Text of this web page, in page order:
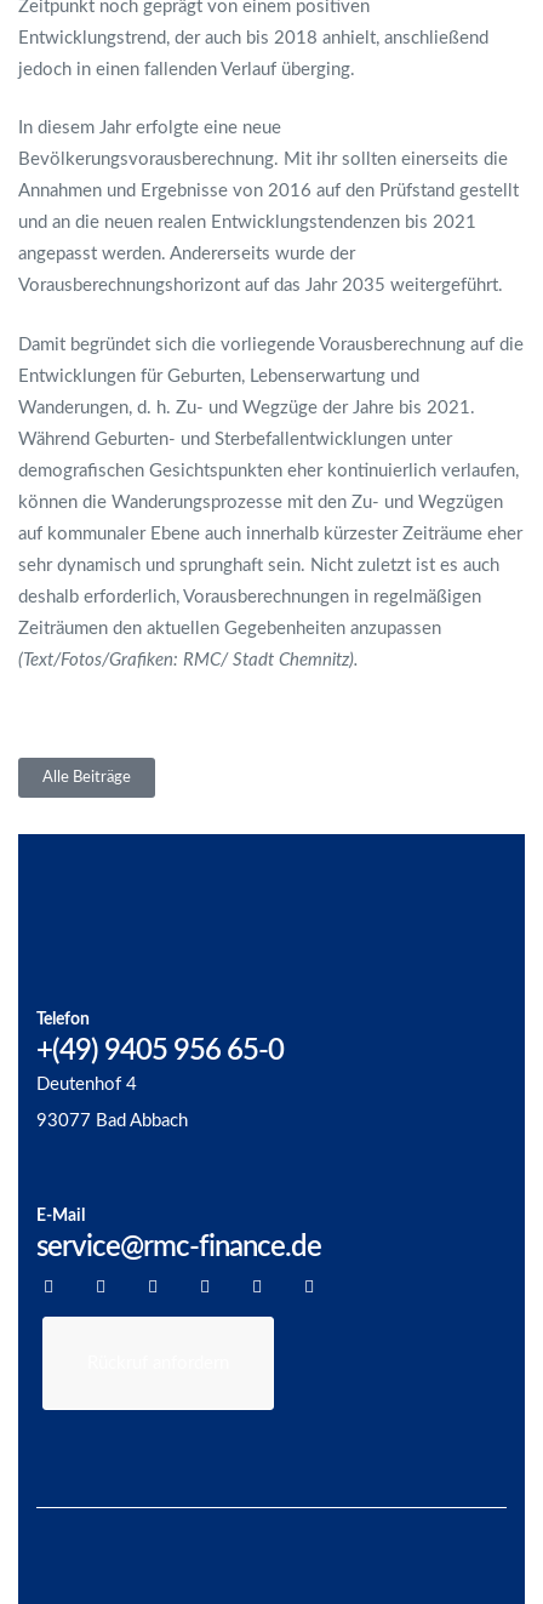
Zeitpunkt noch geprägt von einem positiven
Entwicklungstrend, der auch bis 2018 anhielt, anschließend
jedoch in einen fallenden Verlauf überging.
In diesem Jahr erfolgte eine neue
Bevölkerungsvorausberechnung. Mit ihr sollten einerseits die
Annahmen und Ergebnisse von 2016 auf den Prüfstand gestellt
und an die neuen realen Entwicklungstendenzen bis 2021
angepasst werden. Andererseits wurde der
Vorausberechnungshorizont auf das Jahr 2035 weitergeführt.
Damit begründet sich die vorliegende Vorausberechnung auf die
Entwicklungen für Geburten, Lebenserwartung und
Wanderungen, d. h. Zu- und Wegzüge der Jahre bis 2021.
Während Geburten- und Sterbefallentwicklungen unter
demografischen Gesichtspunkten eher kontinuierlich verlaufen,
können die Wanderungsprozesse mit den Zu- und Wegzügen
auf kommunaler Ebene auch innerhalb kürzester Zeiträume eher
sehr dynamisch und sprunghaft sein. Nicht zuletzt ist es auch
deshalb erforderlich, Vorausberechnungen in regelmäßigen
Zeiträumen den aktuellen Gegebenheiten anzupassen
(Text/Fotos/Grafiken: RMC/ Stadt Chemnitz).
Alle Beiträge
Telefon
+(49) 9405 956 65-0
Deutenhof 4
93077 Bad Abbach
E-Mail
service@rmc-finance.de